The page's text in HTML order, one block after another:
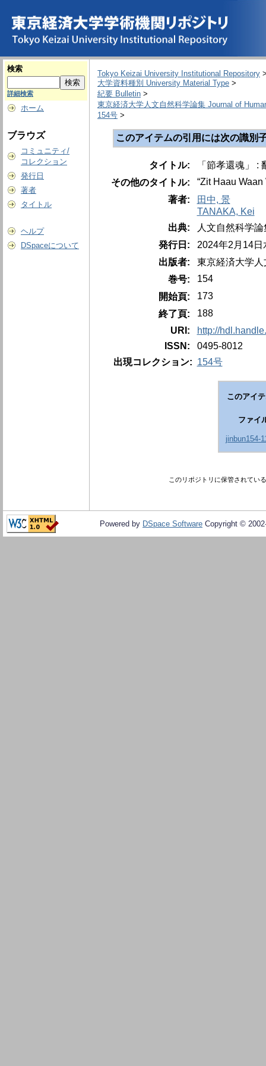
検索
詳細検索
ホーム
ブラウズ
コミュニティ/
コレクション
発行日
著者
タイトル
ヘルプ
DSpaceについて
Tokyo Keizai University Institutional Repository
大学資料種別 University Material Type >
紀要 Bulletin >
東京経済大学人文自然科学論集 Journal of
154号 >
このアイテムの引用には次の識別
タイトル:
「節孝還魂」 :
その他のタイトル:
“Zit Haau
著者:
田中, 景
TANAKA, Kei
出典:
人文自然科学
発行日:
2024年2月14日
出版者:
東京経済大学
巻号:
154
開始頁:
173
終了頁:
188
URI:
http://
ISSN:
0495-8012
出現コレクション: 154号
このアイ
ファイ
jinbun154-
このリポジトリに保管されてい
Powered by DSpace Software Copyright ©